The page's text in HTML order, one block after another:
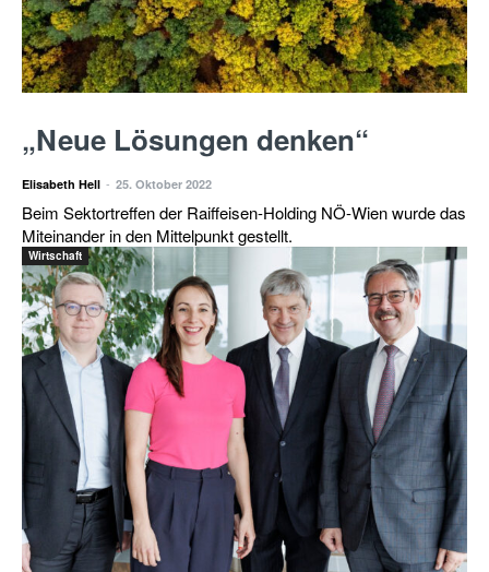
Wirtschaft
„Neue Lösungen denken“
Elisabeth Hell - 25. Oktober 2022
Beim Sektortreffen der Raiffeisen-Holding NÖ-Wien wurde das
Miteinander in den Mittelpunkt gestellt.